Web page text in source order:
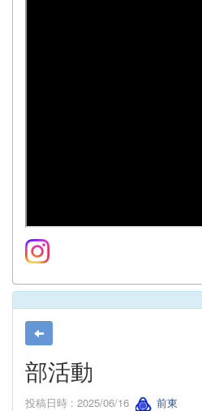
部活動
投稿日時 : 2025/06/16 前東